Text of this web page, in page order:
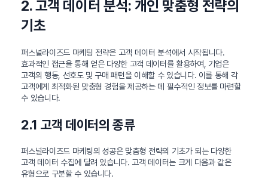
2. 고객 데이터 분석: 개인 맞춤형 전략의
기초
퍼스널라이즈드 마케팅 전략은 고객 데이터 분석에서 시작됩니다.
효과적인 접근을 통해 얻은 다양한 고객 데이터를 활용하여, 기업은
고객의 행동, 선호도 및 구매 패턴을 이해할 수 있습니다. 이를 통해 각
고객에게 최적화된 맞춤형 경험을 제공하는 데 필수적인 정보를 마련할
수 있습니다.
2.1 고객 데이터의 종류
퍼스널라이즈드 마케팅의 성공은 맞춤형 전략의 기초가 되는 다양한
고객 데이터 수집에 달려 있습니다. 고객 데이터는 크게 다음과 같은
유형으로 구분할 수 있습니다.